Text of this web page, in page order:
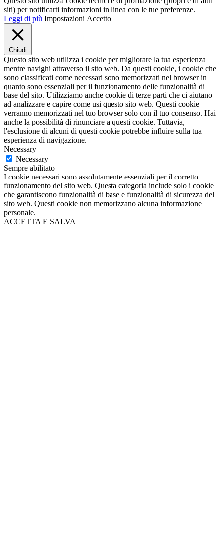
siti) per notificarti informazioni in linea con le tue preferenze.
Leggi di più Impostazioni Accetto
Chiudi
Questo sito web utilizza i cookie per migliorare la tua esperienza
mentre navighi attraverso il sito web. Da questi cookie, i cookie che
sono classificati come necessari sono memorizzati nel browser in
quanto sono essenziali per il funzionamento delle funzionalità di
base del sito. Utilizziamo anche cookie di terze parti che ci aiutano
ad analizzare e capire come usi questo sito web. Questi cookie
verranno memorizzati nel tuo browser solo con il tuo consenso. Hai
anche la possibilità di rinunciare a questi cookie. Tuttavia,
l'esclusione di alcuni di questi cookie potrebbe influire sulla tua
esperienza di navigazione.
Necessary
Necessary
Sempre abilitato
I cookie necessari sono assolutamente essenziali per il corretto
funzionamento del sito web. Questa categoria include solo i cookie
che garantiscono funzionalità di base e funzionalità di sicurezza del
sito web. Questi cookie non memorizzano alcuna informazione
personale.
ACCETTA E SALVA